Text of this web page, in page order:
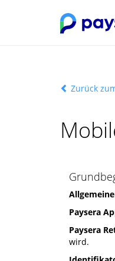
Zurück
Paysera
Paysera
wird.